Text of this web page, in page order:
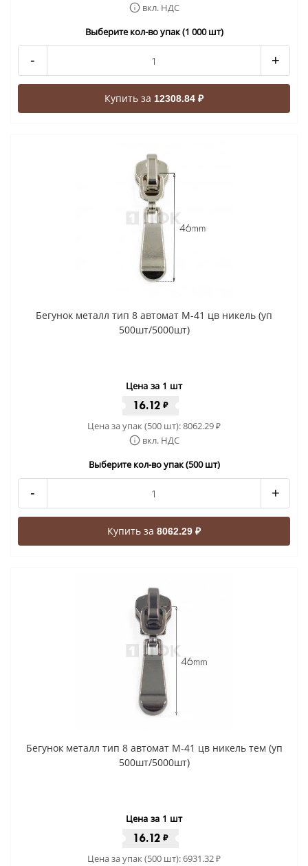
вкл. НДС
Выберите кол-во упак (1 000 шт)
- +
Купить за 12308.84 ₽
Бегунок металл тип 8 автомат М-41 цв никель (уп
500шт/5000шт)
Цена за 1 шт
16.12 ₽
Цена за упак (500 шт):8062.29₽
вкл. НДС
Выберите кол-во упак (500 шт)
- +
Купить за 8062.29 ₽
Бегунок металл тип 8 автомат М-41 цв никель тем (уп
500шт/5000шт)
Цена за 1 шт
16.12 ₽
Цена за упак (500 шт):6931.32₽